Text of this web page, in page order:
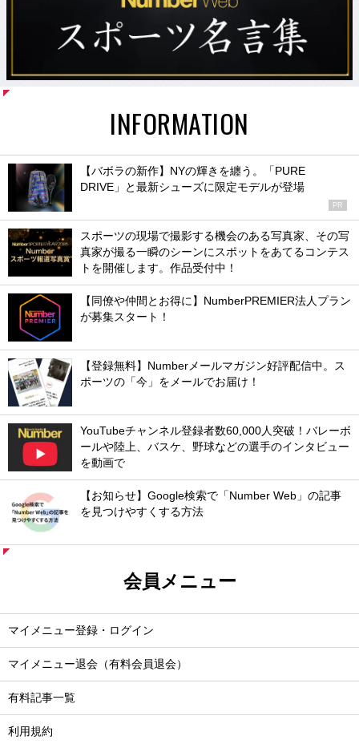
INFORMATION
【バボラの新作】NYの輝きを纏う。「PURE
DRIVE」と最新シューズに限定モデルが登場
PR
スポーツの現場で撮影する機会のある写真家、その写
真家が撮る一瞬のシーンにスポットをあてるコンテス
トを開催します。作品受付中！
【同僚や仲間とお得に】NumberPREMIER法人プラン
が募集スタート！
【登録無料】Numberメールマガジン好評配信中。ス
ポーツの「今」をメールでお届け！
YouTubeチャンネル登録者数60,000人突破！バレーボ
ールや陸上、バスケ、野球などの選手のインタビュー
を動画で
【お知らせ】Google検索で「Number Web」の記事
を見つけやすくする方法
会員メニュー
マイメニュー登録・ログイン
マイメニュー退会（有料会員退会）
有料記事一覧
利用規約